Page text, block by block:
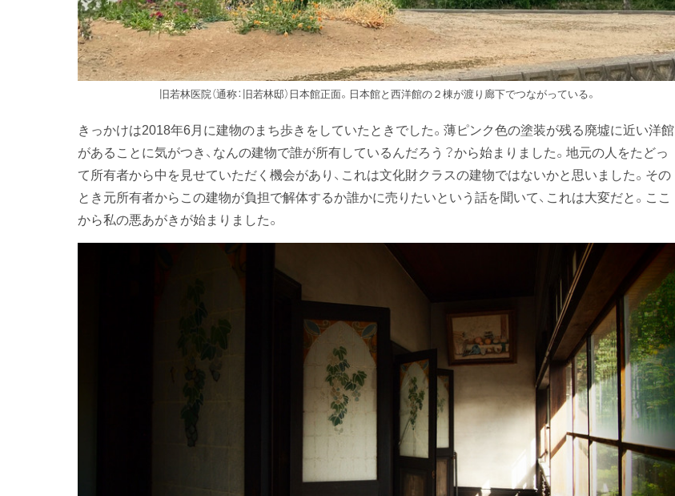
旧若林医院（通称：旧若林邸）日本館正面。日本館と西洋館の２棟が渡り廊下でつながっている。
きっかけは2018年6月に建物のまち歩きをしていたときでした。薄ピンク色の塗装が残る廃墟に近い洋館
があることに気がつき、なんの建物で誰が所有しているんだろう？から始まりました。地元の人をたどっ
て所有者から中を見せていただく機会があり、これは文化財クラスの建物ではないかと思いました。その
とき元所有者からこの建物が負担で解体するか誰かに売りたいという話を聞いて、これは大変だと。ここ
から私の悪あがきが始まりました。